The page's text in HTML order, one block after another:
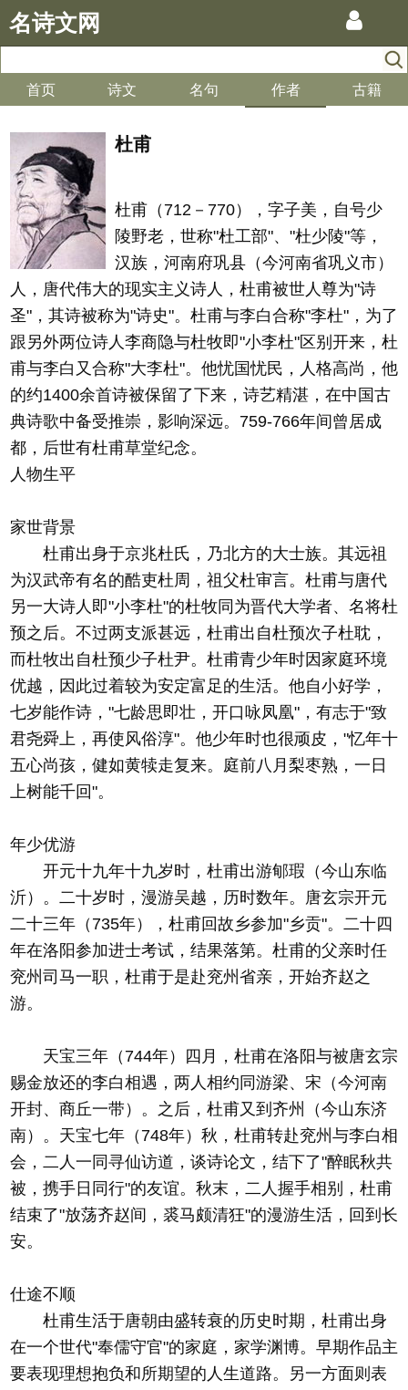
名诗文网
首页 诗文 名句 作者 古籍
杜甫
杜甫（712－770），字子美，自号少
陵野老，世称"杜工部"、"杜少陵"等，
汉族，河南府巩县（今河南省巩义市）
人，唐代伟大的现实主义诗人，杜甫被世人尊为"诗
圣"，其诗被称为"诗史"。杜甫与李白合称"李杜"，为了
跟另外两位诗人李商隐与杜牧即"小李杜"区别开来，杜
甫与李白又合称"大李杜"。他忧国忧民，人格高尚，他
的约1400余首诗被保留了下来，诗艺精湛，在中国古
典诗歌中备受推崇，影响深远。759-766年间曾居成
都，后世有杜甫草堂纪念。
人物生平
家世背景
杜甫出身于京兆杜氏，乃北方的大士族。其远祖
为汉武帝有名的酷吏杜周，祖父杜审言。杜甫与唐代
另一大诗人即"小李杜"的杜牧同为晋代大学者、名将杜
预之后。不过两支派甚远，杜甫出自杜预次子杜耽，
而杜牧出自杜预少子杜尹。杜甫青少年时因家庭环境
优越，因此过着较为安定富足的生活。他自小好学，
七岁能作诗，"七龄思即壮，开口咏凤凰"，有志于"致
君尧舜上，再使风俗淳"。他少年时也很顽皮，"忆年十
五心尚孩，健如黄犊走复来。庭前八月梨枣熟，一日
上树能千回"。
年少优游
开元十九年十九岁时，杜甫出游郇瑕（今山东临
沂）。二十岁时，漫游吴越，历时数年。唐玄宗开元
二十三年（735年），杜甫回故乡参加"乡贡"。二十四
年在洛阳参加进士考试，结果落第。杜甫的父亲时任
兖州司马一职，杜甫于是赴兖州省亲，开始齐赵之
游。
天宝三年（744年）四月，杜甫在洛阳与被唐玄宗
赐金放还的李白相遇，两人相约同游梁、宋（今河南
开封、商丘一带）。之后，杜甫又到齐州（今山东济
南）。天宝七年（748年）秋，杜甫转赴兖州与李白相
会，二人一同寻仙访道，谈诗论文，结下了"醉眠秋共
被，携手日同行"的友谊。秋末，二人握手相别，杜甫
结束了"放荡齐赵间，裘马颇清狂"的漫游生活，回到长
安。
仕途不顺
杜甫生活于唐朝由盛转衰的历史时期，杜甫出身
在一个世代"奉儒守官"的家庭，家学渊博。早期作品主
要表现理想抱负和所期望的人生道路。另一方面则表